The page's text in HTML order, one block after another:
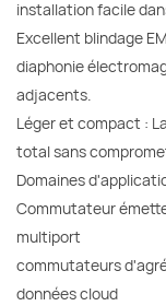
installation facile
Excellent blindage
diaphonie
adjacents.
Léger et compact :
total sans
Domaines
Commutateur
multiport
commutateurs
données cloud